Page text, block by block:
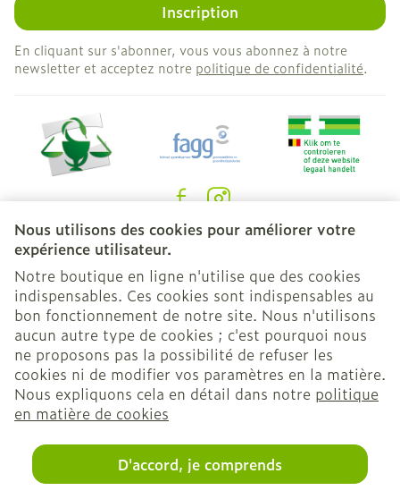
Nous utilisons des cookies pour améliorer votre
expérience utilisateur.
Notre boutique en ligne n'utilise que des cookies
indispensables. Ces cookies sont indispensables au
bon fonctionnement de notre site. Nous n'utilisons
aucun autre type de cookies ; c'est pourquoi nous
ne proposons pas la possibilité de refuser les
cookies ni de modifier vos paramètres en la matière.
Nous expliquons cela en détail dans notre politique
en matière de cookies
D'accord, je comprends
Inscription
En cliquant sur s'abonner, vous vous abonnez à notre
newsletter et acceptez notre politique de confidentialité.
Liens légaux